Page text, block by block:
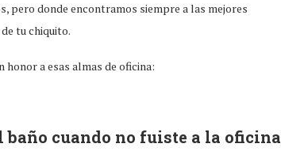
pero donde encontramos siempre a las mejores
tu chiquito.
a esas almas de oficina:
baño cuando no fuiste a la oficina